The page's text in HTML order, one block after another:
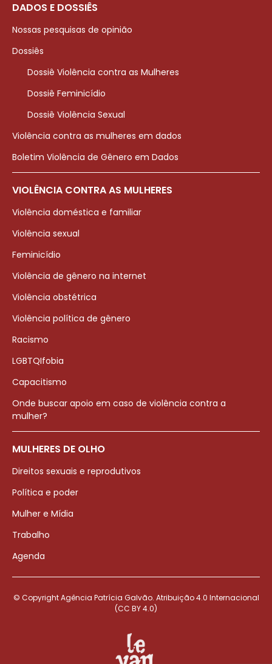
DADOS E DOSSIÊS
Nossas pesquisas de opinião
Dossiês
Dossiê Violência contra as Mulheres
Dossiê Feminicídio
Dossiê Violência Sexual
Violência contra as mulheres em dados
Boletim Violência de Gênero em Dados
VIOLÊNCIA CONTRA AS MULHERES
Violência doméstica e familiar
Violência sexual
Feminicídio
Violência de gênero na internet
Violência obstétrica
Violência política de gênero
Racismo
LGBTQIfobia
Capacitismo
Onde buscar apoio em caso de violência contra a
mulher?
MULHERES DE OLHO
Direitos sexuais e reprodutivos
Política e poder
Mulher e Mídia
Trabalho
Agenda
© Copyright Agência Patrícia Galvão. Atribuição 4.0 Internacional
(CC BY 4.0)